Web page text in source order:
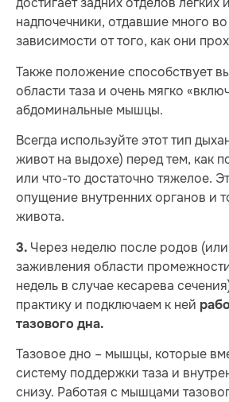
надпочечники, отдавшие много
зависимости от того, как они
Также положение способствует
области таза и очень мягко
абдоминальные мышцы.
Всегда используйте этот тип
живот на выдохе) перед тем, как
или что-то достаточно тяжелое.
опущение внутренних органов и
живота.
3. Через неделю после родов
заживления области
недель в случае кесарева
практику и подключаем к ней
тазового дна.
Тазовое дно – мышцы, которые
систему поддержки таза и
снизу. Работая с мышцами